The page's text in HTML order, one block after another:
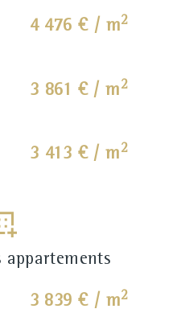
4 476 € / m2
3 861 € / m2
3 413 € / m2
appartements
3 839 € / m2